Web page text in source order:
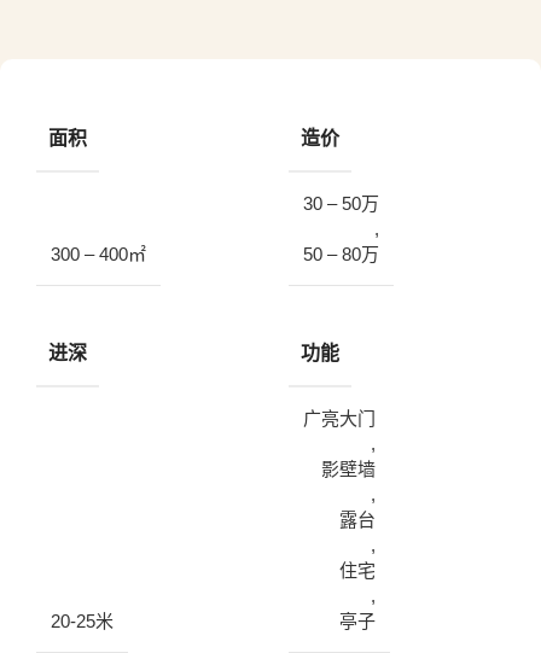
面积
300 – 400㎡
造价
30 – 50万
,
50 – 80万
进深
20-25米
功能
广亮大门
,
影壁墙
,
露台
,
住宅
,
亭子